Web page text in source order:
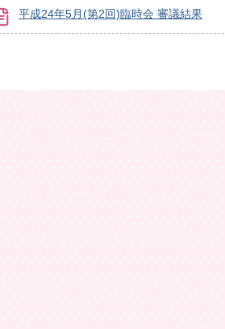
平成24年5月(第2回)臨時会 審議結果